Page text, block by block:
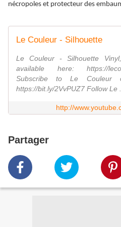
nécropoles et protecteur des
Le Couleur - Silhouette
Le Couleur - Silhouette
available here: https://
Subscribe to Le Couleur
https://bit.ly/2VvPUZ7 Follow Le ...
http://
Partager